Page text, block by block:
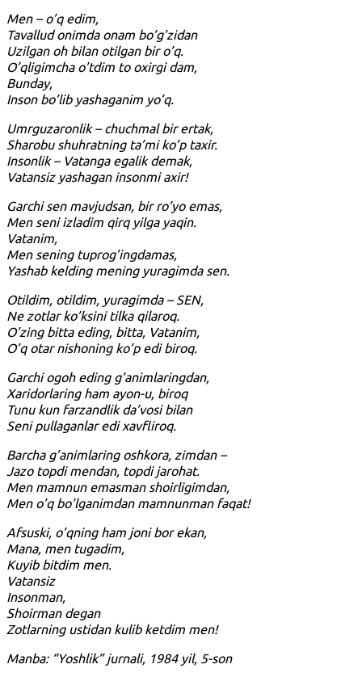
Men – o’q edim,
Tavallud onimda onam bo’g’zidan
Uzilgan oh bilan otilgan bir o’q.
O’qligimcha o’tdim to oxirgi dam,
Bunday,
Inson bo’lib yashaganim yo’q.
Umrguzaronlik – chuchmal bir ertak,
Sharobu shuhratning ta’mi ko’p taxir.
Insonlik – Vatanga egalik demak,
Vatansiz yashagan insonmi axir!
Garchi sen mavjudsan, bir ro’yo emas,
Men seni izladim qirq yilga yaqin.
Vatanim,
Men sening tuprog’ingdamas,
Yashab kelding mening yuragimda sen.
Otildim, otildim, yuragimda – SEN,
Ne zotlar ko’ksini tilka qilaroq.
O’zing bitta eding, bitta, Vatanim,
O’q otar nishoning ko’p edi biroq.
Garchi ogoh eding g’animlaringdan,
Xaridorlaring ham ayon-u, biroq
Tunu kun farzandlik da’vosi bilan
Seni pullaganlar edi xavfliroq.
Barcha g’animlaring oshkora, zimdan –
Jazo topdi mendan, topdi jarohat.
Men mamnun emasman shoirligimdan,
Men o’q bo’lganimdan mamnunman faqat!
Afsuski, o’qning ham joni bor ekan,
Mana, men tugadim,
Kuyib bitdim men.
Vatansiz
Insonman,
Shoirman degan
Zotlarning ustidan kulib ketdim men!
Manba: “Yoshlik” jurnali, 1984 yil, 5-son